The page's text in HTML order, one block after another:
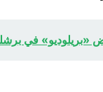
«بريلوديو» في